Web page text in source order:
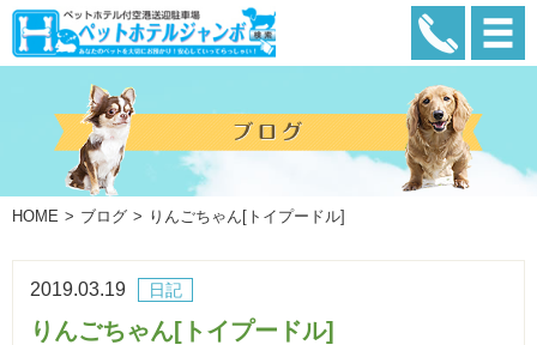
HOME ブログ りんごちゃん[トイプードル]
日記
2019.03.19
りんごちゃん[トイプードル]